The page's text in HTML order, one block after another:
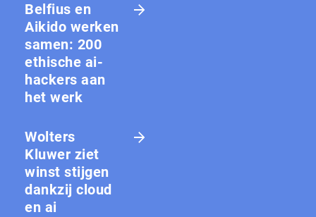
Belfius en
Aikido werken
samen: 200
ethische ai-
hackers aan
het werk
Wolters
Kluwer ziet
winst stijgen
dankzij cloud
en ai